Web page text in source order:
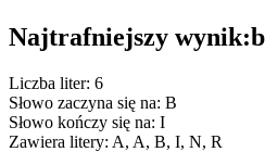
Najtrafniejszy wynik:
Liczba liter: 6
Słowo zaczyna się na: B
Słowo kończy się na: I
Zawiera litery: A, A, B, I, N, R